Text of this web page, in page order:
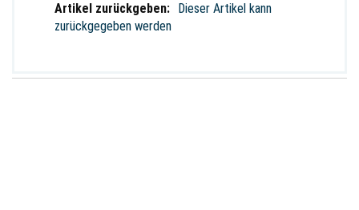
Dieser Artikel kann
zurückgegeben werden